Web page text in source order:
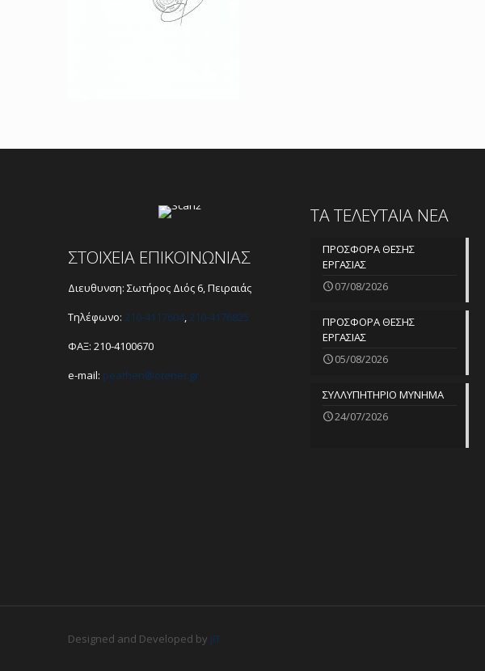
ΣΤΟΙΧΕΙΑ ΕΠΙΚΟΙΝΩΝΙΑΣ
Διευθυνση: Σωτήρος Διός 6, Πειραιάς
Τηλέφωνο: 210-4117604,210-4176825
ΦΑΞ: 210-4100670
e-mail: peathen@otenet.gr
ΤΑ ΤΕΛΕΥΤΑΙΑ ΝΕΑ
ΠΡΟΣΦΟΡΑ ΘΕΣΗΣ
ΕΡΓΑΣΙΑΣ
07/08/2026
ΠΡΟΣΦΟΡΑ ΘΕΣΗΣ
ΕΡΓΑΣΙΑΣ
05/08/2026
ΣΥΛΛΥΠΗΤΗΡΙΟ ΜΥΝΗΜΑ
24/07/2026
Designed and Developed by JIT